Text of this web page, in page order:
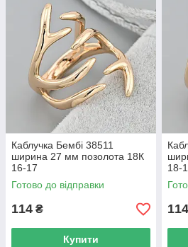
Каблучка Бембі 38511
ширина 27 мм позолота 18К
16-17
Готово до відправки
114 ₴
Купити
18-
114